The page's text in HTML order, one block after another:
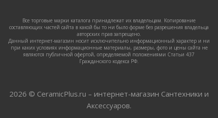
Все торговые марки каталога принадлежат их владельцам. Копирование
составляющих частей сайта в какой бы то ни было форме без разрешения владельца
авторских прав запрещено.
Данный интернет-магазин носит исключительно информационный характер и ни
при каких условиях информационные материалы, размеры, фото и цены сайта не
являются публичной офертой, определяемой положениями Статьи 437
Гражданского кодекса РФ.
2026 © CeramicPlus.ru – интернет-магазин Сантехники и
Аксессуаров.